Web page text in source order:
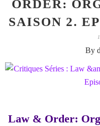
ORDER:
SAISON 2.
By
Law & Order: